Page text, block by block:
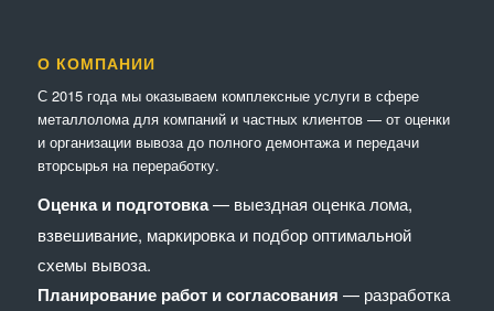
О КОМПАНИИ
С 2015 года мы оказываем комплексные услуги в сфере
металлолома для компаний и частных клиентов — от оценки
и организации вывоза до полного демонтажа и передачи
вторсырья на переработку.
Оценка и подготовка— выездная оценка лома,
взвешивание, маркировка и подбор оптимальной
схемы вывоза.
Планирование работ и согласования — разработка